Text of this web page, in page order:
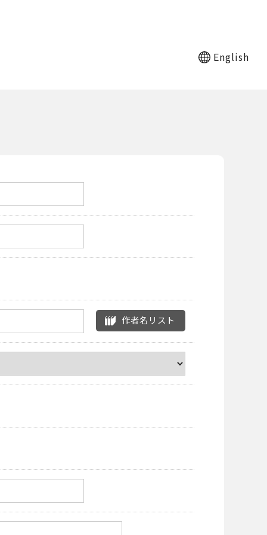
English
作者名リスト